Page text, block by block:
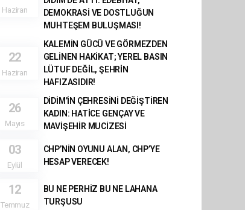
Haziran
DEMOKRASİ VE DOSTLUĞUN
MUHTEŞEM BULUŞMASI!
22
Haziran
KALEMİN GÜCÜ VE GÖRMEZDEN
GELİNEN HAKİKAT; YEREL BASIN
LÜTUF DEĞİL, ŞEHRİN
HAFIZASIDIR!
26
Mayıs
DİDİM’İN ÇEHRESİNİ DEĞİŞTİREN
KADIN: HATİCE GENÇAY VE
MAVİŞEHİR MUCİZESİ
03
Eylül
CHP’NİN OYUNU ALAN, CHP’YE
HESAP VERECEK!
12
Temmuz
BU NE PERHİZ BU NE LAHANA
TURŞUSU